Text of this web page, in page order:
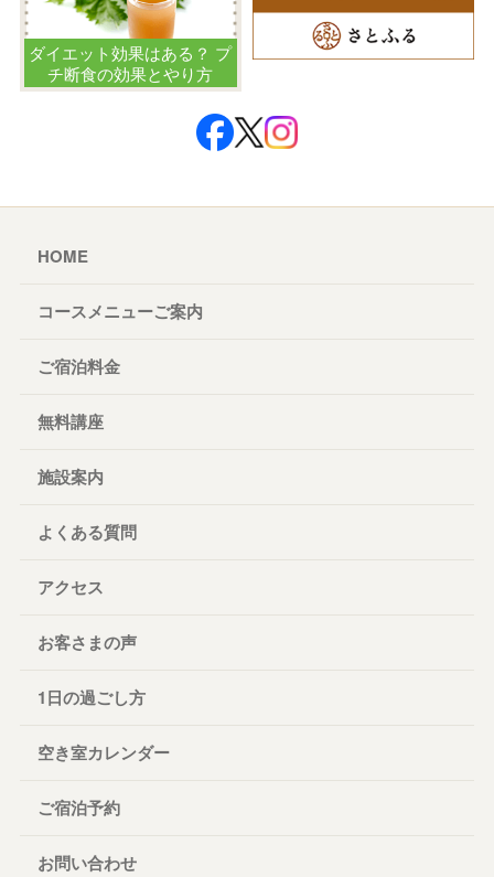
ダイエット効果はある？ プ
チ断食の効果とやり方
HOME
コースメニューご案内
ご宿泊料金
無料講座
施設案内
よくある質問
アクセス
お客さまの声
1日の過ごし方
空き室カレンダー
ご宿泊予約
お問い合わせ